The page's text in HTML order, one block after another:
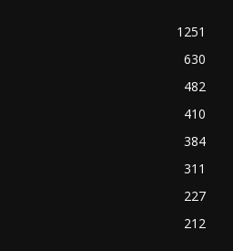
1251
630
482
410
384
311
227
212